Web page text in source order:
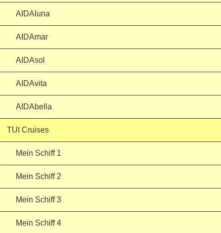
AIDAluna
AIDAmar
AIDAsol
AIDAvita
AIDAbella
TUI Cruises
Mein Schiff 1
Mein Schiff 2
Mein Schiff 3
Mein Schiff 4